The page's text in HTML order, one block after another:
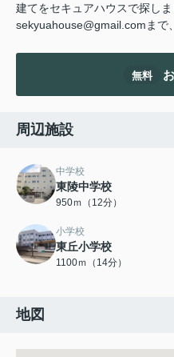
建てをセキュアハウスで探し
sekyuahouse@gmail.comまで
無料
周辺施設
中学校
東陵中学校
950ｍ（12分）
小学校
東丘小学校
1100ｍ（14分）
地図